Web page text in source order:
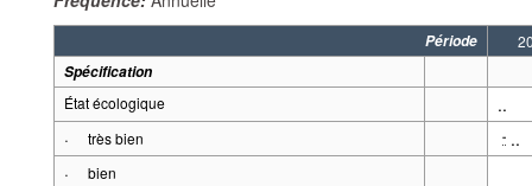
Période
Spécification
État écologique
..
·
très bien - ..
·
bien